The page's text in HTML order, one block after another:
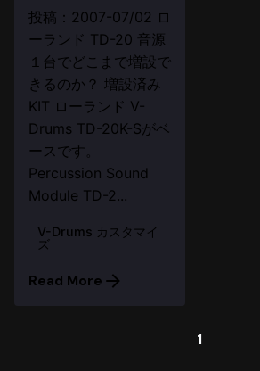
投稿：2007-07/02 ロ
ーランド TD-20 音源
１台でどこまで増設で
きるのか？ 増設済み
KIT ローランド V-
Drums TD-20K-Sがベ
ースです。
Percussion Sound
Module TD-2...
V-Drums カスタマイ
ズ
Read More
1